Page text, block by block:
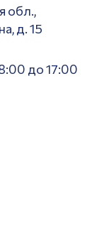
обл.,
д. 15
до 17:00